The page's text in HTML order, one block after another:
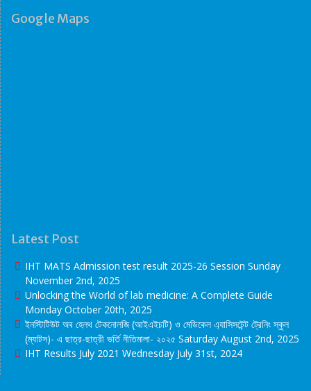
Google Maps
Latest Post
IHT MATS Admission test result 2025-26 Session Sunday
November 2nd, 2025
Unlocking the World of lab medicine: A Complete Guide
Monday October 20th, 2025
ইনস্টিটিউট অব হেলথ টেকনোলজি (আইএইচটি) ও মেডিকেল এ্যাসিসটেন্ট ট্রেনিং স্কুল
(ম্যাটস)- এ ছাত্র-ছাত্রী ভর্তি নীতিমালা- ২০২৫ Saturday August 2nd, 2025
IHT Results July 2021 Wednesday July 31st, 2024